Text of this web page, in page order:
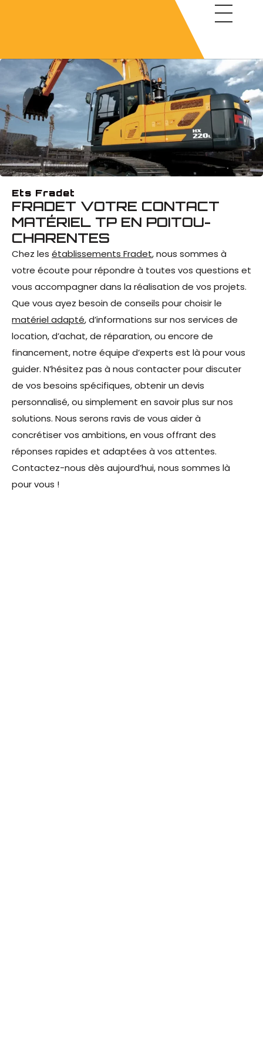
Ets Fradet
FRADET VOTRE CONTACT
MATÉRIEL TP EN POITOU-
CHARENTES
Chez les établissements Fradet, nous sommes à
votre écoute pour répondre à toutes vos questions et
vous accompagner dans la réalisation de vos projets.
Que vous ayez besoin de conseils pour choisir le
matériel adapté, d’informations sur nos services de
location, d’achat, de réparation, ou encore de
financement, notre équipe d’experts est là pour vous
guider. N’hésitez pas à nous contacter pour discuter
de vos besoins spécifiques, obtenir un devis
personnalisé, ou simplement en savoir plus sur nos
solutions. Nous serons ravis de vous aider à
concrétiser vos ambitions, en vous offrant des
réponses rapides et adaptées à vos attentes.
Contactez-nous dès aujourd’hui, nous sommes là
pour vous !